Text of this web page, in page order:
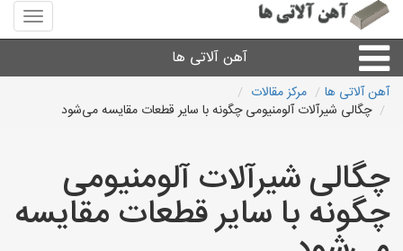
منوی
سایت
آلاتی
آهن آلاتی ها
میلگرد نبشی،مفتول
ورق
لوله و اتصالات
آهن آلاتی ها
مرکز مقالات
چگالی شیرآلات آلومنیومی چگونه با سایر قطعات مقایسه می‌شود
چگالی شیرآلات آلومنیومی
چگونه با سایر قطعات مقایسه